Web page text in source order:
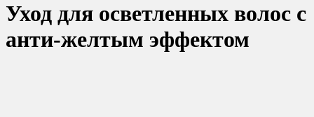
Уход для осветленных волос с
анти-желтым эффектом